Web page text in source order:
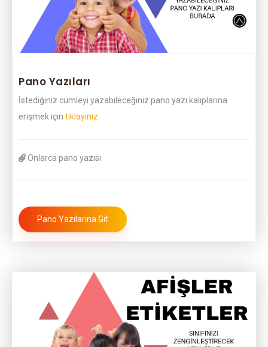
Pano Yazıları
İstediğiniz cümleyi yazabileceğiniz pano yazı kalıplarına
erişmek için tıklayınız.
Onlarca pano yazısı
Pano Yazılarına Git